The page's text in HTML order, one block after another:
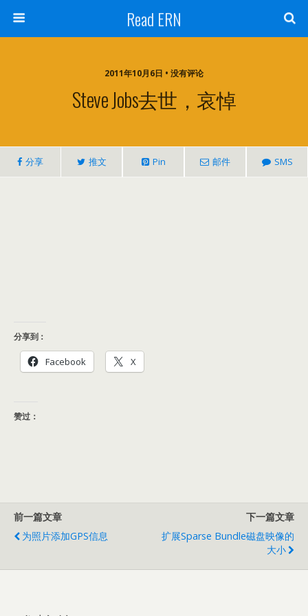
Read ERN
2011年10月6日 • 没有评论
Steve Jobs去世，哀悼
分享 推文 Pin 邮件 SMS
分享到：
Facebook X
赞过：
前一篇文章
为照片添加GPS信息
下一篇文章
扩展Sparse Bundle磁盘映像的
大小